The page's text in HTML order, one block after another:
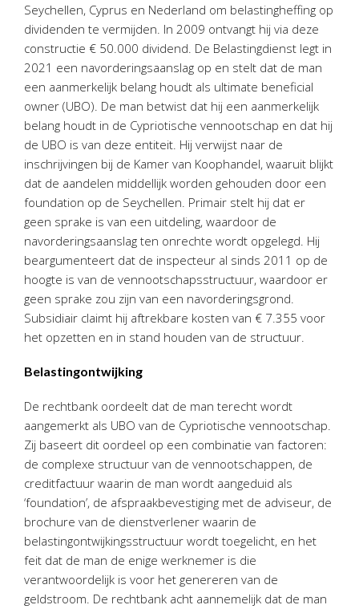
Avanti Online
BaseCone – Facturen
Visionplanner – Rapportage
Klantenportaal – Online dossiers
Nextens-Accorderen aangiften
Seychellen, Cyprus en Nederland om belastingheffing op
dividenden te vermijden. In 2009 ontvangt hij via deze
constructie € 50.000 dividend. De Belastingdienst legt in
2021 een navorderingsaanslag op en stelt dat de man
een aanmerkelijk belang houdt als ultimate beneficial
owner (UBO). De man betwist dat hij een aanmerkelijk
belang houdt in de Cypriotische vennootschap en dat hij
de UBO is van deze entiteit. Hij verwijst naar de
inschrijvingen bij de Kamer van Koophandel, waaruit blijkt
dat de aandelen middellijk worden gehouden door een
foundation op de Seychellen. Primair stelt hij dat er
geen sprake is van een uitdeling, waardoor de
navorderingsaanslag ten onrechte wordt opgelegd. Hij
beargumenteert dat de inspecteur al sinds 2011 op de
hoogte is van de vennootschapsstructuur, waardoor er
geen sprake zou zijn van een navorderingsgrond.
Subsidiair claimt hij aftrekbare kosten van € 7.355 voor
het opzetten en in stand houden van de structuur.
Belastingontwijking
De rechtbank oordeelt dat de man terecht wordt
aangemerkt als UBO van de Cypriotische vennootschap.
Zij baseert dit oordeel op een combinatie van factoren:
de complexe structuur van de vennootschappen, de
creditfactuur waarin de man wordt aangeduid als
‘foundation’, de afspraakbevestiging met de adviseur, de
brochure van de dienstverlener waarin de
belastingontwijkingsstructuur wordt toegelicht, en het
feit dat de man de enige werknemer is die
verantwoordelijk is voor het genereren van de
geldstroom. De rechtbank acht aannemelijk dat de man